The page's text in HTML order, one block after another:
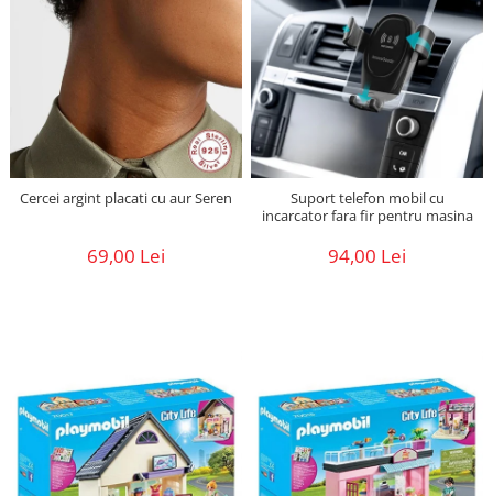
Cercei argint placati cu aur Seren
69,00 Lei
Suport telefon mobil cu
incarcator fara fir pentru masina
94,00 Lei